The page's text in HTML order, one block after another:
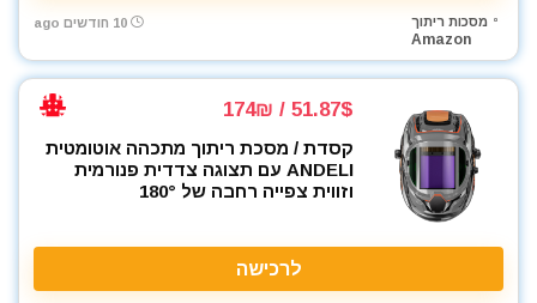
מסכות ריתוך
Amazon
10 חודשים ago
51.87$ / 174₪
קסדת / מסכת ריתוך מתכהה אוטומטית
ANDELI עם תצוגה צדדית פנורמית
וזווית צפייה רחבה של 180°
לרכישה